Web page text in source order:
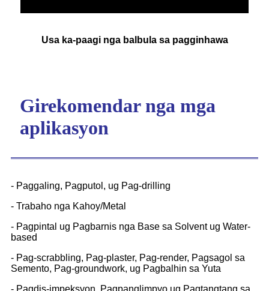
Usa ka-paagi nga balbula sa pagginhawa
Girekomendar nga mga
aplikasyon
- Paggaling, Pagputol, ug Pag-drilling
- Trabaho nga Kahoy/Metal
- Pagpintal ug Pagbarnis nga Base sa Solvent ug Water-
based
- Pag-scrabbling, Pag-plaster, Pag-render, Pagsagol sa
Semento, Pag-groundwork, ug Pagbalhin sa Yuta